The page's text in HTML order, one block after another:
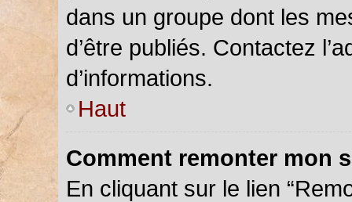
dans un groupe dont les
d’être publiés. Contactez
d’informations.
Haut
Comment remonter mon
En cliquant sur le lien